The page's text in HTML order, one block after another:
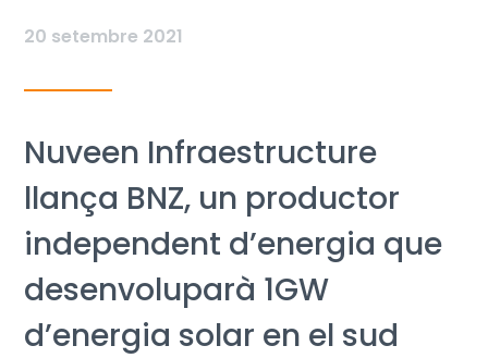
20 setembre 2021
Nuveen Infraestructure
llança BNZ, un productor
independent d’energia que
desenvoluparà 1GW
d’energia solar en el sud